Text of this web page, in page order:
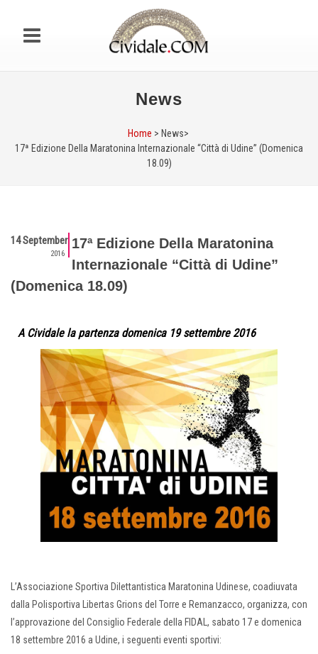
News
Home > News>
17ª Edizione Della Maratonina Internazionale “Città di Udine” (Domenica
18.09)
14 September
2016
17ª Edizione Della Maratonina
Internazionale “Città di Udine”
(Domenica 18.09)
A Cividale la partenza domenica 19 settembre 2016
L’Associazione Sportiva Dilettantistica Maratonina Udinese, coadiuvata
dalla Polisportiva Libertas Grions del Torre e Remanzacco, organizza, con
l’approvazione del Consiglio Federale della FIDAL, sabato 17 e domenica
18 settembre 2016 a Udine, i seguenti eventi sportivi: